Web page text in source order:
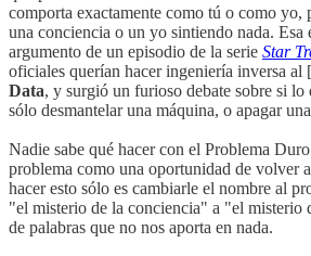
comporta exactamente como tú o como yo,
una conciencia o un yo sintiendo nada. Esa
argumento de un episodio de la serie Star
oficiales querían hacer ingeniería inversa al
Data, y surgió un furioso debate sobre si lo
sólo desmantelar una máquina, o apagar
Nadie sabe qué hacer con el Problema
problema como una oportunidad de volver
hacer esto sólo es cambiarle el nombre al
"el misterio de la conciencia" a "el
de palabras que no nos aporta en nada.